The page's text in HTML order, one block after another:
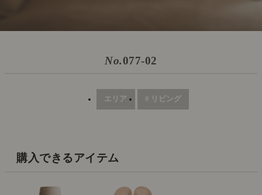
No.077-02
エリア # リビング
購入できるアイテム